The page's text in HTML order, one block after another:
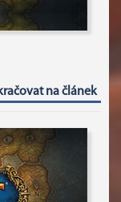
na článek